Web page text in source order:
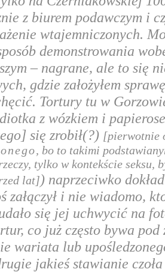
z biurem podawczym i
wtajemniczonych.
demonstrowania
– nagrane, ale to się
gdzie założyłem
Tortury tu w
z wózkiem i
się zrobił(?) [pierwotnie
, bo to takimi
tylko w kontekście seksu,
lat]) naprzeciwko
załączył i nie wiadomo,
się jej uchwycić na
co już często bywa
wariata lub
jakieś stawianie